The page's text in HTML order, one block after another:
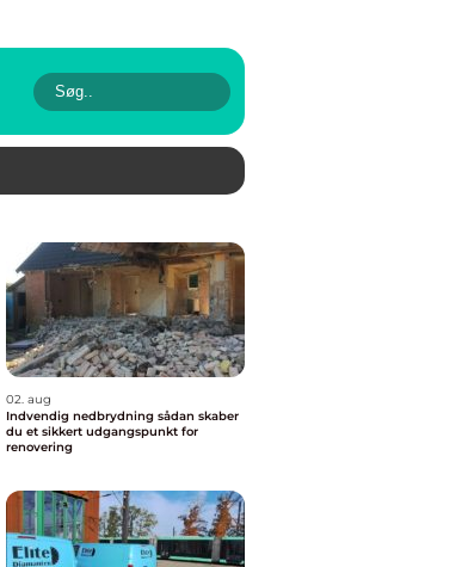
02. aug
Indvendig nedbrydning sådan skaber
du et sikkert udgangspunkt for
renovering